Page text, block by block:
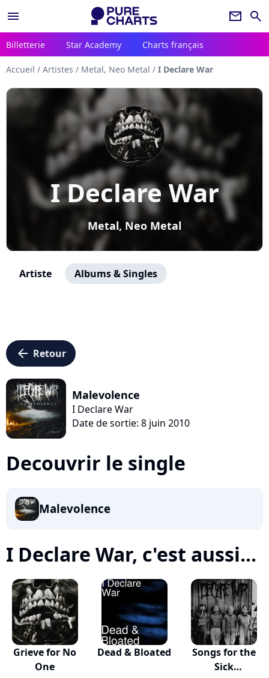
menu newsletter search
Billetterie Star Academy Charts français
Accueil / Artistes / Metal, Neo Metal / I Declare War
I Declare War
Metal, Neo Metal
Artiste Albums & Singles
arrow_left Retour
Malevolence
I Declare War
Date de sortie: 8 juin 2010
Decouvrir le single
Malevolence
I Declare War, c'est aussi...
Grieve for No
One
Dead & Bloated
Songs for the
Sick